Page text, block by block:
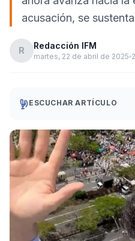
acusación, se
R Redacción IFM
martes, 22 de abril de 2025
ESCUCHAR ARTÍCULO